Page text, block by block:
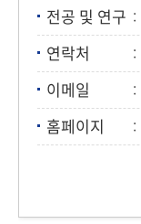
전공 및 연구
연락처
이메일
홈페이지